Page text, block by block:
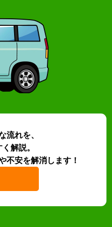
流れを、
解説。
不安を解消します！